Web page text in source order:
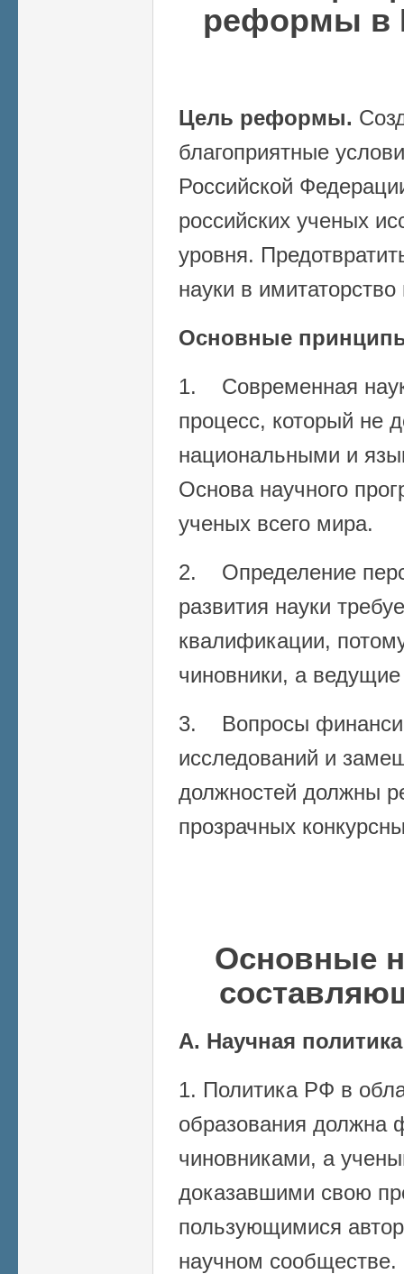
реформы в
Цель реформы.
благоприятные
Российской
российских ученых
уровня.
науки в
Основные
1. Современная
процесс, который не
национальными и
Основа научного
ученых всего мира.
2. Определение
развития науки
квалификации,
чиновники, а
3. Вопросы
исследований и
должностей должны
прозрачных
Основные
А. Научная
1. Политика РФ в
образования должна
чиновниками, а
доказавшими свою
пользующимися
научном сообществе.